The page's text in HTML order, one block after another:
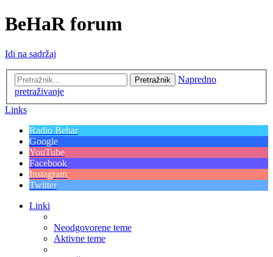
BeHaR forum
Idi na sadržaj
Pretražnik
Napredno
pretraživanje
Links
Radio Behar
Google
YouTube
Facebook
Instagram
Twitter
Linki
Neodgovorene teme
Aktivne teme